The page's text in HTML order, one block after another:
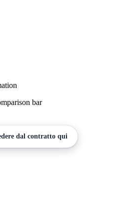
bar
dal contratto qui